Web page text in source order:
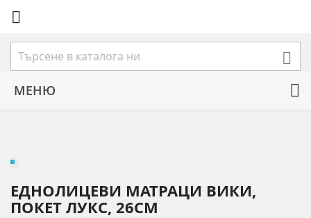


МЕНЮ
ЕДНОЛИЦЕВИ МАТРАЦИ ВИКИ,
ПОКЕТ ЛУКС, 26СМ